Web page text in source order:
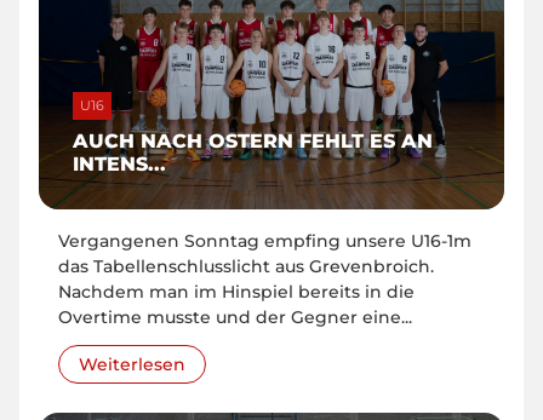
U16
AUCH NACH OSTERN FEHLT ES AN
INTENS...
Vergangenen Sonntag empfing unsere U16-1m
das Tabellenschlusslicht aus Grevenbroich.
Nachdem man im Hinspiel bereits in die
Overtime musste und der Gegner eine...
Weiterlesen